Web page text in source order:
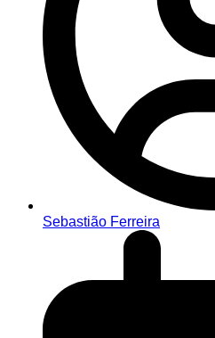
Sebastião Ferreira